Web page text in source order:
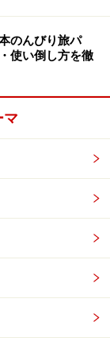
ご確認くださ
次のページへ
のんびり旅パ
使い倒し方を徹
マ